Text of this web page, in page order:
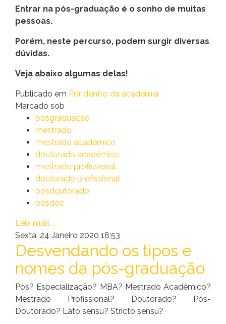
Entrar na pós-graduação é o sonho de muitas
pessoas.
Porém, neste percurso, podem surgir diversas
dúvidas.
Veja abaixo algumas delas!
Publicado em Por dentro da academia
Marcado sob
pósgraduação
mestrado
mestrado acadêmico
doutorado acadêmico
mestrado profissional
doutorado profissional
pósdoutorado
pósdoc
Leia mais ...
Sexta, 24 Janeiro 2020 18:53
Desvendando os tipos e
nomes da pós-graduação
Pós? Especialização? MBA? Mestrado Acadêmico?
Mestrado Profissional? Doutorado? Pós-
Doutorado? Lato sensu? Stricto sensu?